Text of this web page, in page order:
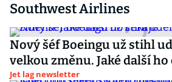
Southwest Airlines
Nový šéf Boeingu už stihl
velkou změnu. Jaké další ho
Jet lag newsletter